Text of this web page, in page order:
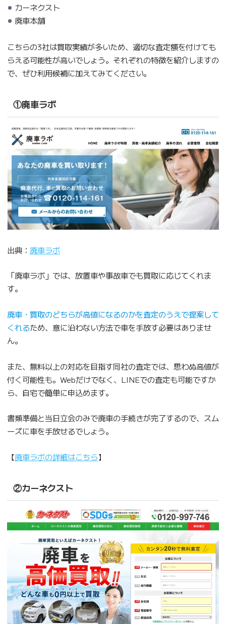
カーネクスト
廃車本舗
こちらの3社は買取実績が多いため、適切な査定額を付けても
らえる可能性が高いでしょう。それぞれの特徴を紹介しますの
で、ぜひ利用候補に加えてみてください。
①廃車ラボ
出典： 廃車ラボ
「廃車ラボ」では、放置車や事故車でも買取に応じてくれま
す。
廃車・買取のどちらが高値になるのかを査定のうえで提案して
くれるため、意に沿わない方法で車を手放す必要はありませ
ん。
また、無料以上の対応を目指す同社の査定では、思わぬ高値が
付く可能性も。Webだけでなく、LINEでの査定も可能ですか
ら、自宅で簡単に申込めます。
書類準備と当日立会のみで廃車の手続きが完了するので、スム
ーズに車を手放せるでしょう。
【廃車ラボの詳細はこちら】
②カーネクスト